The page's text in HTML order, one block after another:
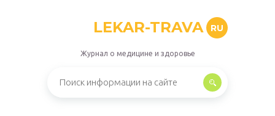
LEKAR-TRAVA RU
Журнал о медицине и здоровье